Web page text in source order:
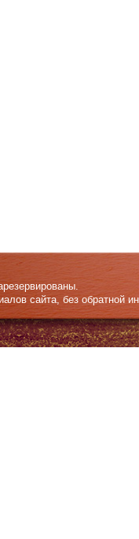
сайта, без обратной